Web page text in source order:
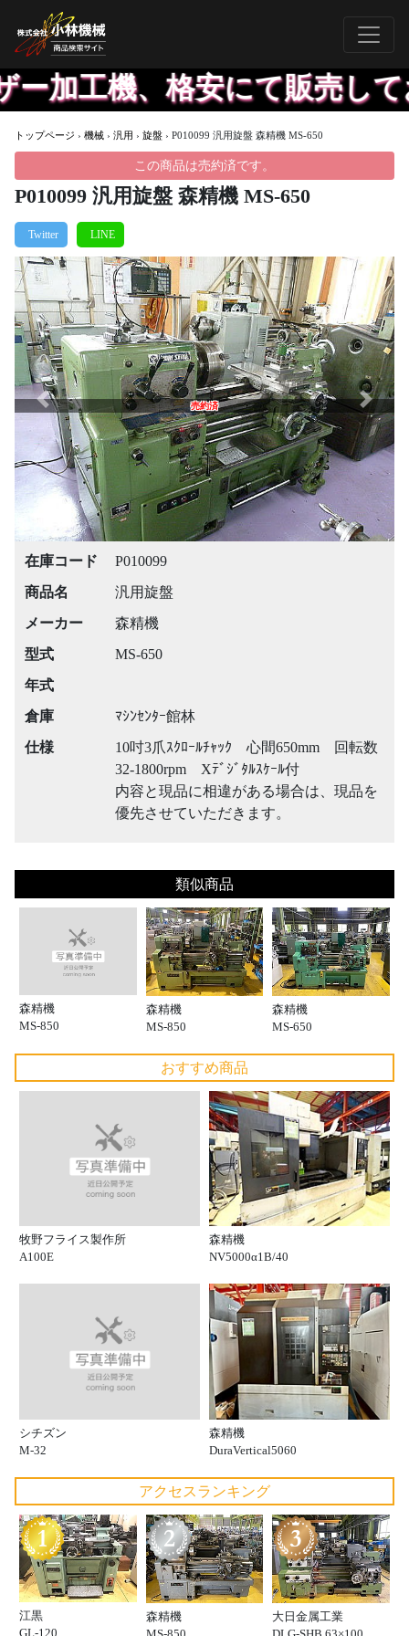
機、格安にて販売してお
トップページ › 機械 › 汎用 › 旋盤 › P010099 汎用旋盤 森精機 MS-650
この商品は売約済です。
P010099 汎用旋盤 森精機 MS-650
売約済
Previous Next
在庫コード
P010099
商品名
汎用旋盤
メーカー
森精機
型式
MS-650
年式
倉庫
ﾏｼﾝｾﾝﾀｰ館林
仕様
10吋3爪ｽｸﾛｰﾙﾁｬｯｸ 心間650mm 回転数
32-1800rpm Xﾃﾞｼﾞﾀﾙｽｹｰﾙ付
内容と現品に相違がある場合は、現品を
優先させていただきます。
類似商品
森精機
MS-850
森精機
MS-850
森精機
MS-650
おすすめ商品
牧野フライス製作所
A100E
森精機
NV5000α1B/40
シチズン
M-32
森精機
DuraVertical5060
アクセスランキング
江黒
GL-120
森精機
大日金属工業